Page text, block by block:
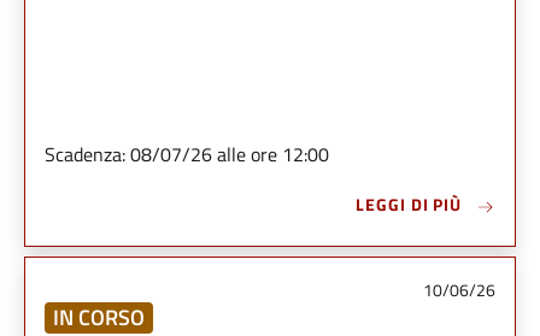
Scadenza: 08/07/26 alle ore 12:00
LEGGI DI PIÙ
10/06/26
IN CORSO